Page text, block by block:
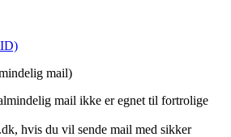
mail)
mail ikke er egnet til fortrolige
hvis du vil sende mail med sikker